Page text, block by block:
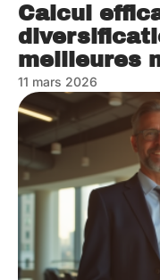
Calcul
meilleures
11 mars 2026